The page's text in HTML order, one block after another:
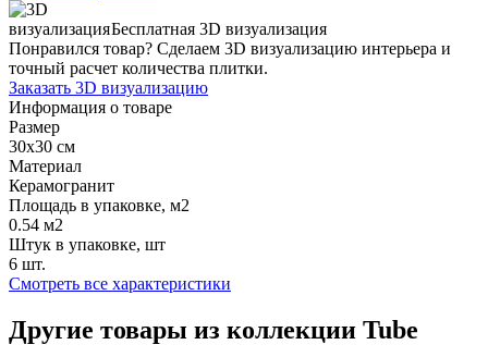
Бесплатная 3D визуализация
Понравился товар? Сделаем 3D визуализацию интерьера и
точный расчет количества плитки.
Заказать 3D визуализацию
Информация о товаре
Размер
30x30 см
Материал
Керамогранит
Площадь в упаковке, м2
0.54 м2
Штук в упаковке, шт
6 шт.
Смотреть все характеристики
Другие товары из коллекции Tube